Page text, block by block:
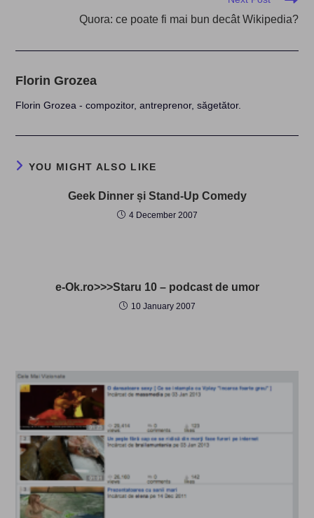
Quora: ce poate fi mai bun decât Wikipedia?
Florin Grozea
Florin Grozea - compozitor, antreprenor, săgetător.
YOU MIGHT ALSO LIKE
Geek Dinner și Stand-Up Comedy
4 December 2007
e-Ok.ro>>>Staru 10 – podcast de umor
10 January 2007